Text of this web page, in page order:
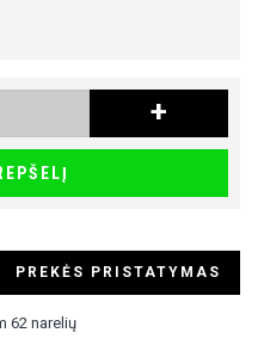
+
PREKĖS PRISTATYMAS
62 narelių